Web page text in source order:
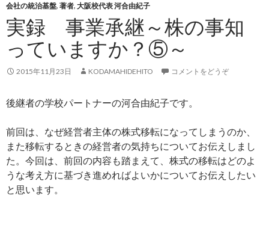
会社の統治基盤, 著者, 大阪校代表 河合由紀子
実録 事業承継～株の事知
っていますか？⑤～
2015年11月23日 KODAMAHIDEHITO コメントをどうぞ
後継者の学校パートナーの河合由紀子です。
前回は、なぜ経営者主体の株式移転になってしまうのか、
また移転するときの経営者の気持ちについてお伝えしまし
た。今回は、前回の内容も踏まえて、株式の移転はどのよ
うな考え方に基づき進めればよいかについてお伝えしたい
と思います。